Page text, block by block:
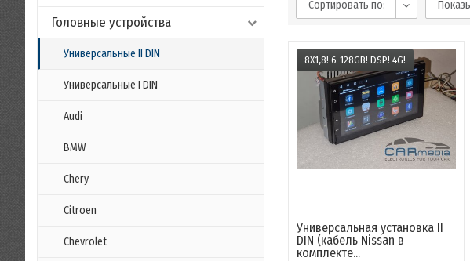
Головные устройства
Универсальные II DIN
Универсальные I DIN
Audi
BMW
Chery
Citroen
Chevrolet
Сортировать по:
8Х1,8! 6-128GB! DSP! 4G!
Универсальная установка II
DIN (кабель Nissan в
комплекте...